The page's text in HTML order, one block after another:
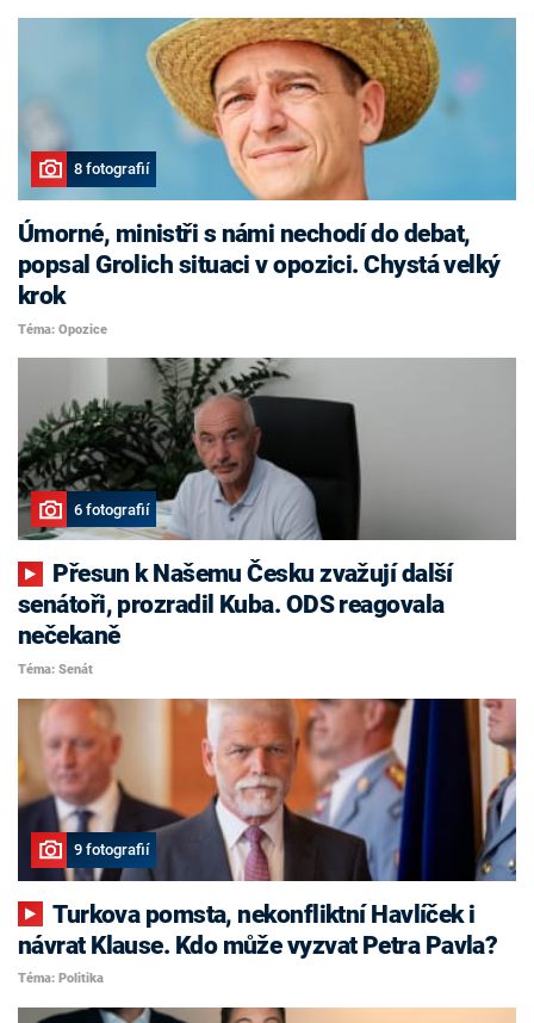
8 fotografií
Úmorné, ministři s námi nechodí do debat,
popsal Grolich situaci v opozici. Chystá velký
krok
Téma: Opozice
6 fotografií
senátoři, prozradil Kuba. ODS reagovala
nečekaně
Téma: Senát
9 fotografií
Turkova pomsta, nekonfliktní Havlíček i
návrat Klause. Kdo může vyzvat Petra Pavla?
Téma: Politika